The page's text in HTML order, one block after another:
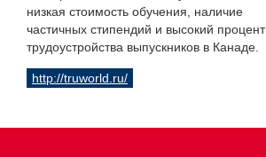
низкая стоимость обучения, наличие
частичных стипендий и высокий процент
трудоустройства выпускников в Канаде.
http://truworld.ru/